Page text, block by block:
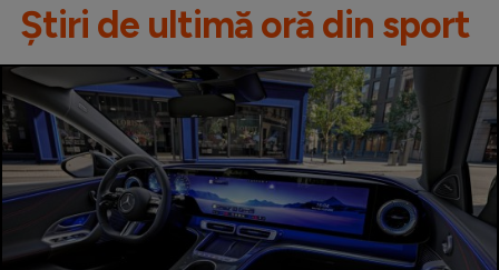
Știri de ultimă oră din sport